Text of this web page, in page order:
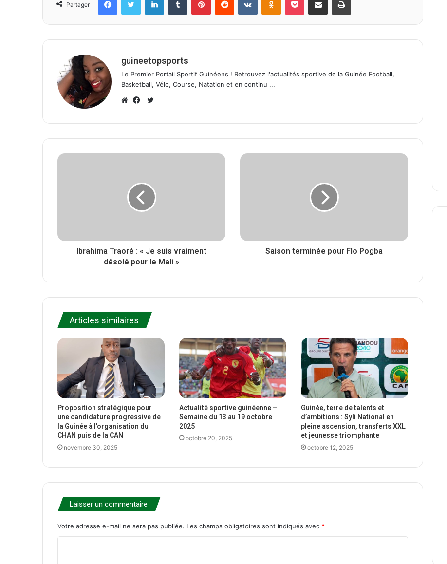
Partager
guineetopsports
Le Premier Portail Sportif Guinéens ! Retrouvez l'actualités sportive de la Guinée Football,
Basketball, Vélo, Course, Natation et en continu ...
e
a
o
k
i
Ibrahima Traoré : « Je suis vraiment
désolé pour le Mali »
Saison terminée pour Flo Pogba
Articles similaires
Proposition stratégique pour
une candidature progressive de
la Guinée à l’organisation du
CHAN puis de la CAN
novembre 30, 2025
Actualité sportive guinéenne –
Semaine du 13 au 19 octobre
2025
octobre 20, 2025
Guinée, terre de talents et
d’ambitions : Syli National en
pleine ascension, transferts XXL
et jeunesse triomphante
octobre 12, 2025
Laisser un commentaire
Votre adresse e-mail ne sera pas publiée. Les champs obligatoires sont indiqués avec *